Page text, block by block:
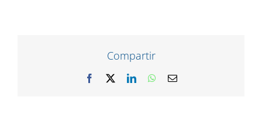
Compartir
Facebook LinkedInWhatsApp
Correo